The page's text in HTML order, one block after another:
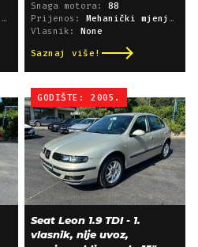
Snaga motora: 88
Prijenos:
Mehanički mjenjač
Vlasnik:
None
Saznaj više!
GODIŠTE: 2005.
Seat Leon 1.9 TDI - 1.
vlasnik, nije uvoz,